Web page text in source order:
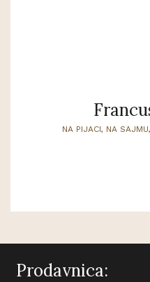
NA PIJACI, NA
Prodavnica: